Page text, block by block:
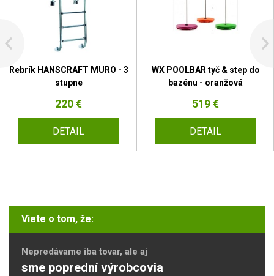
Rebrík HANSCRAFT MURO - 3
stupne
220 €
DETAIL
WX POOLBAR tyč & step do
bazénu - oranžová
519 €
DETAIL
Viete o tom, že:
Nepredávame iba tovar, ale aj
sme poprední výrobcovia